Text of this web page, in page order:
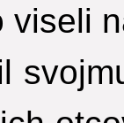
viseli